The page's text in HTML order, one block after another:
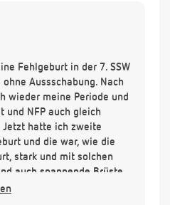
Fehlgeburt in der 7. SSW
Aussschabung. Nach
wieder meine Periode und
und NFP auch gleich
Jetzt hatte ich zweite
und die war, wie die
stark und mit solchen
auch spannende Brüste,
Programm. Die